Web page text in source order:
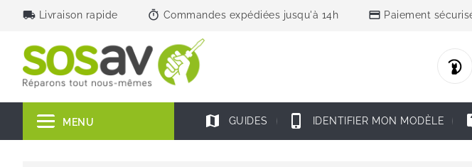
local_shipping Livraison rapide timer Commandes expédiées jusqu'à 14h credit_card Paiement
MENU map GUIDES phone_iphone IDENTIFIER MON MODÈLE